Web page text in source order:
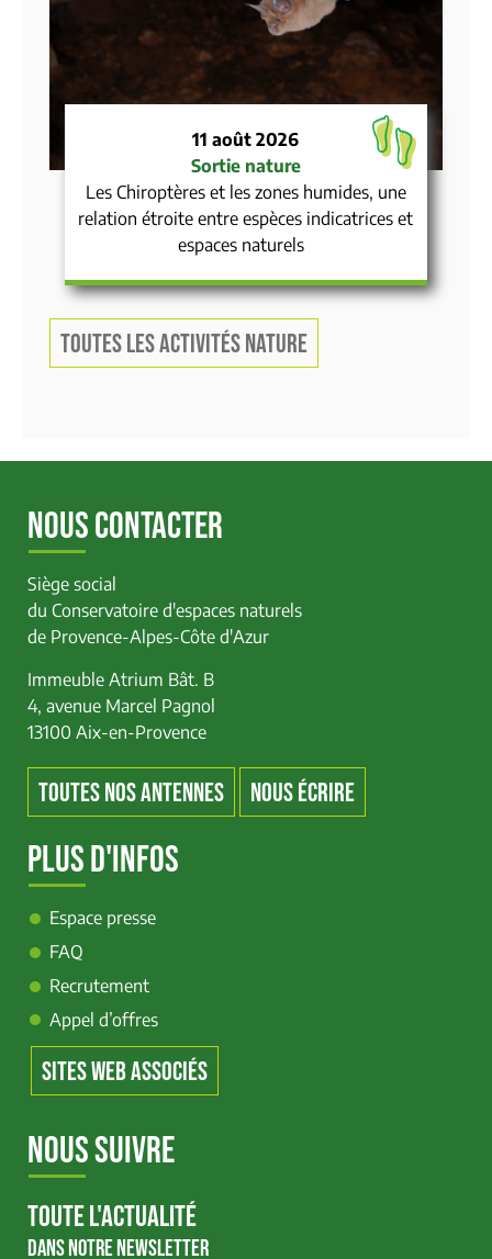
11 août 2026
Sortie nature
Les Chiroptères et les zones humides, une
relation étroite entre espèces indicatrices et
espaces naturels
TOUTES LES ACTIVITÉS NATURE
NOUS CONTACTER
Siège social
du Conservatoire d'espaces naturels
de Provence-Alpes-Côte d'Azur
Immeuble Atrium Bât. B
4, avenue Marcel Pagnol
13100 Aix-en-Provence
TOUTES NOS ANTENNES NOUS ÉCRIRE
PLUS D'INFOS
Espace presse
FAQ
Recrutement
Appel d’offres
SITES WEB ASSOCIÉS
NOUS SUIVRE
TOUTE L'ACTUALITÉ
DANS NOTRE NEWSLETTER